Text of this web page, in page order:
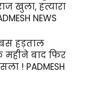
खुला, हत्यारा
NEWS
बस हड़ताल
बाद फिर
! PADMESH